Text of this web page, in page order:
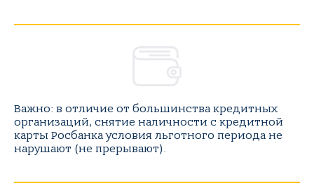
Важно: в отличие от большинства кредитных
организаций, снятие наличности с кредитной
карты Росбанка условия льготного периода не
нарушают (не прерывают).